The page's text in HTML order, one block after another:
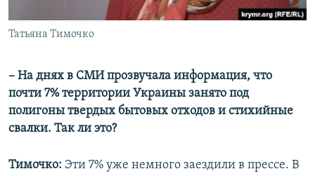
Татьяна Тимочко
– На днях в СМИ прозвучала информация, что
почти 7% территории Украины занято под
полигоны твердых бытовых отходов и стихийные
свалки. Так ли это?
Тимочко: Эти 7% уже немного заездили в прессе. В